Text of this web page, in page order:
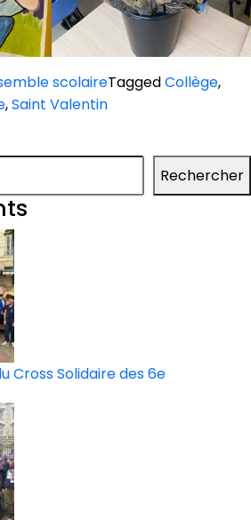
scolaireTaggedCollège,
,Saint Valentin
Rechercher
Cross Solidaire des 6e